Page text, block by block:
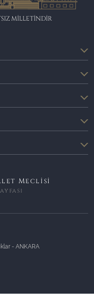
MİLLETİNDİR
Meclisi
- ANKARA